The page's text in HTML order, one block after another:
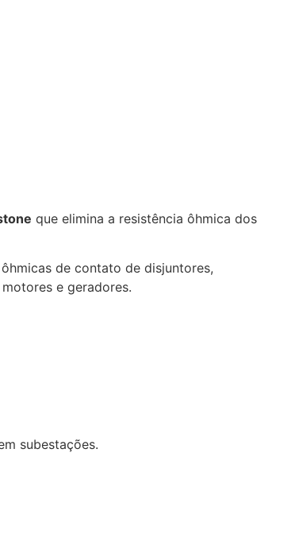
que elimina a resistência ôhmica dos
de contato de disjuntores,
e geradores.
subestações.